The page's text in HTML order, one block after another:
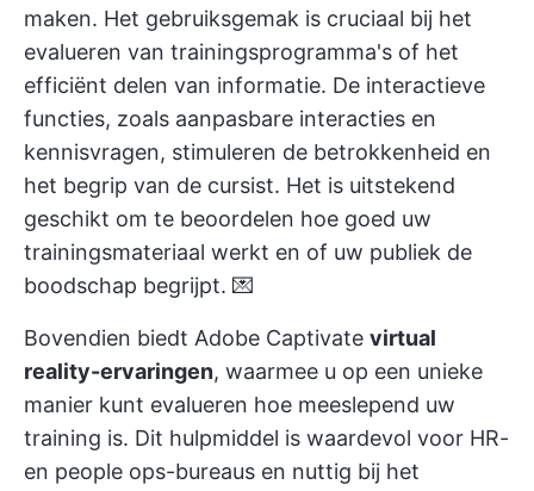
maken. Het gebruiksgemak is cruciaal bij het
evalueren van trainingsprogramma's of het
efficiënt delen van informatie. De interactieve
functies, zoals aanpasbare interacties en
kennisvragen, stimuleren de betrokkenheid en
het begrip van de cursist. Het is uitstekend
geschikt om te beoordelen hoe goed uw
trainingsmateriaal werkt en of uw publiek de
boodschap begrijpt. 💌
Bovendien biedt Adobe Captivate virtual
reality-ervaringen, waarmee u op een unieke
manier kunt evalueren hoe meeslepend uw
training is. Dit hulpmiddel is waardevol voor HR-
en people ops-bureaus en nuttig bij het